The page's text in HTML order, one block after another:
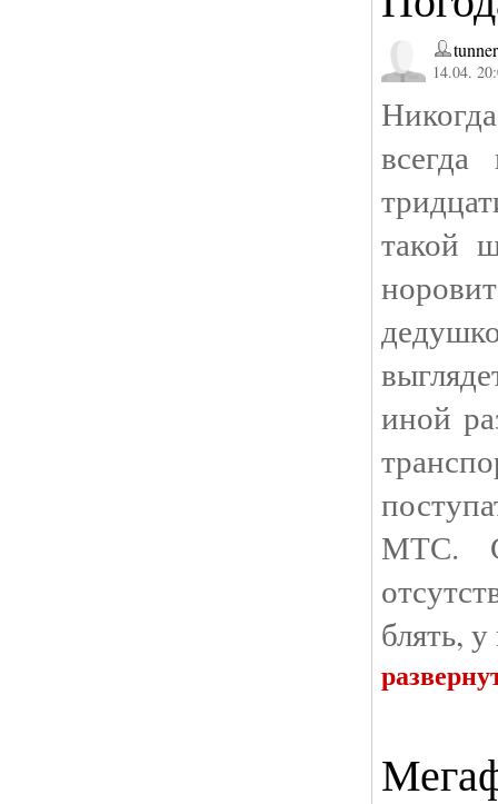
tunner
14.04.
такой
иной
МТС.
блять,